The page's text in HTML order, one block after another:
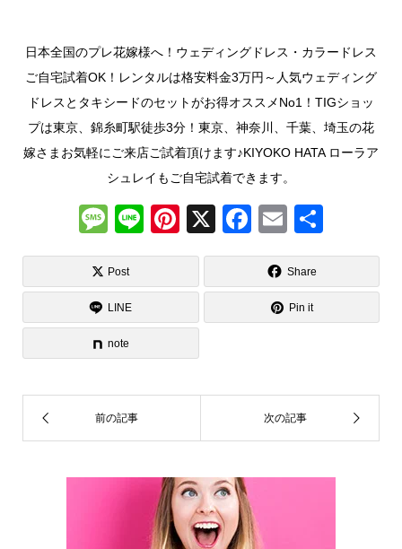
日本全国のプレ花嫁様へ！ウェディングドレス・カラードレス
ご自宅試着OK！レンタルは格安料金3万円～人気ウェディング
ドレスとタキシードのセットがお得オススメNo1！TIGショッ
プは東京、錦糸町駅徒歩3分！東京、神奈川、千葉、埼玉の花
嫁さまお気軽にご来店ご試着頂けます♪KIYOKO HATA ローラア
シュレイもご自宅試着できます。
M
e
ss
a
g
e
Li
n
Pi
nt
st
X
F
a
c
e
b
o
k
E
m
ail
有
Post Share
LINE Pin it
note